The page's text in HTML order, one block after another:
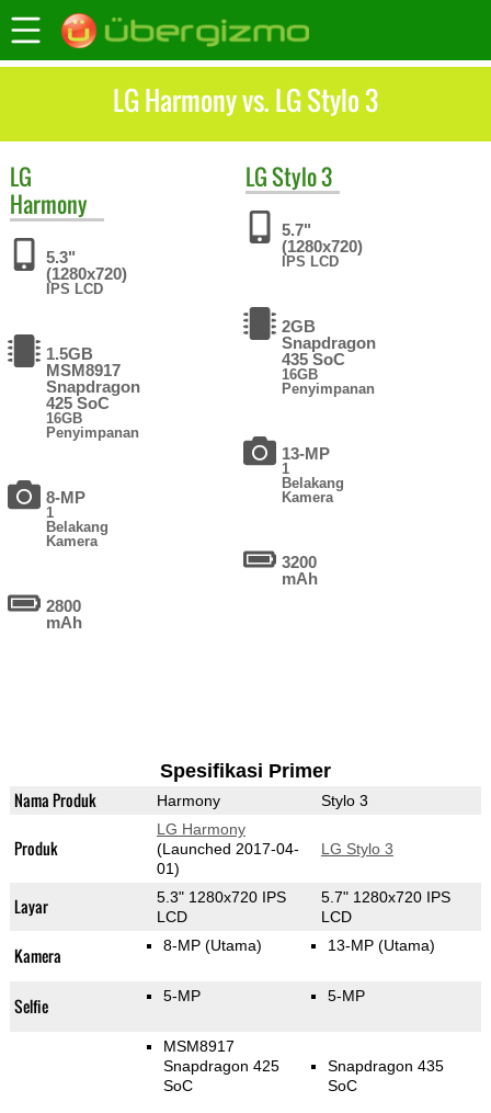
LG Harmony vs. LG Stylo 3
LG
Harmony
5.3"
(1280x720)
IPS LCD
1.5GB
MSM8917
Snapdragon
425 SoC
16GB
Penyimpanan
8-MP
1
Belakang
Kamera
2800
mAh
LGStylo 3
5.7"
(1280x720)
IPS LCD
2GB
Snapdragon
435 SoC
16GB
Penyimpanan
13-MP
1
Belakang
Kamera
3200
mAh
Spesifikasi Primer
Nama Produk Harmony Stylo 3
Produk
LG Harmony
(Launched 2017-04-
01)
LG Stylo 3
Layar
5.3" 1280x720 IPS
LCD
5.7" 1280x720 IPS
LCD
Kamera 8-MP (Utama) 13-MP (Utama)
Selfie 5-MP 5-MP
MSM8917
Snapdragon 425
SoC
Snapdragon 435
SoC